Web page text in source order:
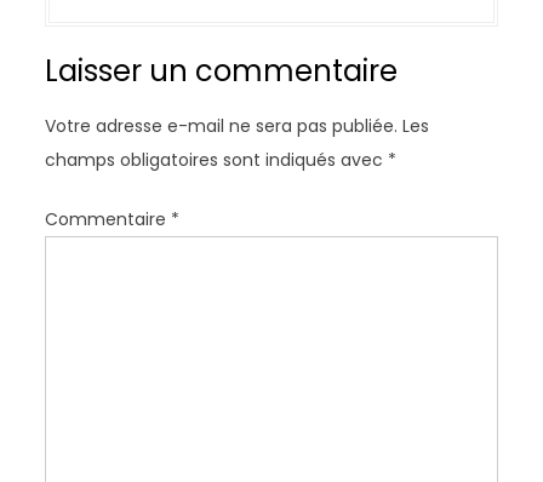
i
n
d
e
l
Laisser un commentaire
Votre adresse e-mail ne sera pas publiée. Les
champs obligatoires sont indiqués avec *
Commentaire *